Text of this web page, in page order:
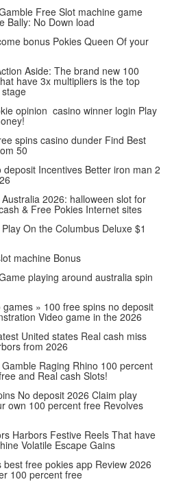
Free Slot machine game
Bally: No Down load
bonus Pokies Queen Of your
Aside: The brand new 100
have 3x multipliers is the top
opinion ️️ casino winner login Play
spins casino dunder Find Best
50
Incentives Better iron man 2
2026: halloween slot for
& Free Pokies Internet sites
On the Columbus Deluxe $1
machine Bonus
playing around australia spin
» 100 free spins no deposit
Video game in the 2026
United states Real cash miss
from 2026
Raging Rhino 100 percent
and Real cash Slots!
No deposit 2026 Claim play
own 100 percent free Revolves
Harbors Festive Reels That have
Volatile Escape Gains
best free pokies app Review 2026
100 percent free